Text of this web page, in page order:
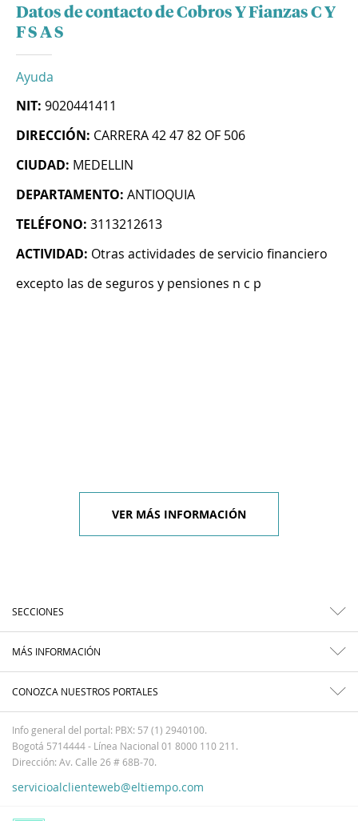
Datos de contacto de Cobros Y Fianzas C Y
F S A S
Ayuda
NIT: 9020441411
DIRECCIÓN: CARRERA 42 47 82 OF 506
CIUDAD: MEDELLIN
DEPARTAMENTO: ANTIOQUIA
TELÉFONO: 3113212613
ACTIVIDAD: Otras actividades de servicio financiero
excepto las de seguros y pensiones n c p
VER MÁS INFORMACIÓN
SECCIONES
MÁS INFORMACIÓN
CONOZCA NUESTROS PORTALES
Info general del portal: PBX: 57 (1) 2940100.
Bogotá 5714444 - Línea Nacional 01 8000 110 211.
Dirección: Av. Calle 26 # 68B-70.
servicioalclienteweb@eltiempo.com